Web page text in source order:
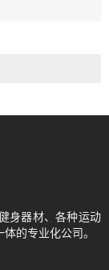
身器材、各种运动
的专业化公司。